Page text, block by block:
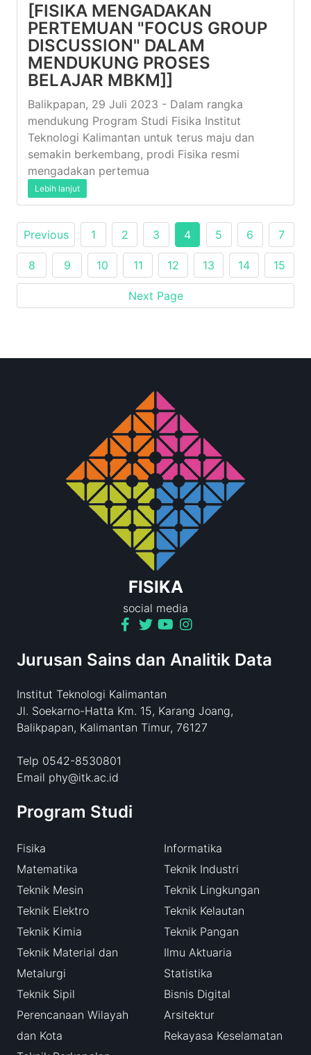
[FISIKA MENGADAKAN
PERTEMUAN "FOCUS GROUP
DISCUSSION" DALAM
MENDUKUNG PROSES
BELAJAR MBKM]]
Balikpapan, 29 Juli 2023 - Dalam rangka
mendukung Program Studi Fisika Institut
Teknologi Kalimantan untuk terus maju dan
semakin berkembang, prodi Fisika resmi
mengadakan pertemua
Lebih lanjut
Previous 1 2 3 4 5 6 7
8 9 10 11 12 13 14 15
Next Page
FISIKA
social media
Jurusan Sains dan Analitik Data
Institut Teknologi Kalimantan
Jl. Soekarno-Hatta Km. 15, Karang Joang,
Balikpapan, Kalimantan Timur, 76127
Telp 0542-8530801
Email phy@itk.ac.id
Program Studi
Fisika
Matematika
Teknik Mesin
Teknik Elektro
Teknik Kimia
Teknik Material dan
Metalurgi
Teknik Sipil
Perencanaan Wilayah
dan Kota
Informatika
Teknik Industri
Teknik Lingkungan
Teknik Kelautan
Teknik Pangan
Ilmu Aktuaria
Statistika
Bisnis Digital
Arsitektur
Rekayasa Keselamatan